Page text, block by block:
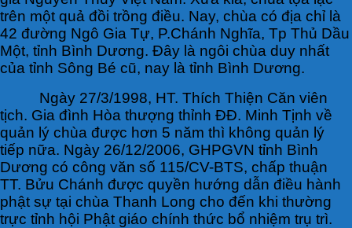
trên một quả đồi trồng điều. Nay, chùa có địa chỉ là
42 đường Ngô Gia Tự, P.Chánh Nghĩa, Tp Thủ Dầu
Một, tỉnh Bình Dương. Đây là ngôi chùa duy nhất
của tỉnh Sông Bé cũ, nay là tỉnh Bình Dương.
Ngày 27/3/1998, HT. Thích Thiện Căn viên
tịch. Gia đình Hòa thượng thỉnh ĐĐ. Minh Tịnh về
quản lý chùa được hơn 5 năm thì không quản lý
tiếp nữa. Ngày 26/12/2006, GHPGVN tỉnh Bình
Dương có công văn số 115/CV-BTS, chấp thuận
TT. Bửu Chánh được quyền hướng dẫn điều hành
phật sự tại chùa Thanh Long cho đến khi thường
trực tỉnh hội Phật giáo chính thức bổ nhiệm trụ trì.